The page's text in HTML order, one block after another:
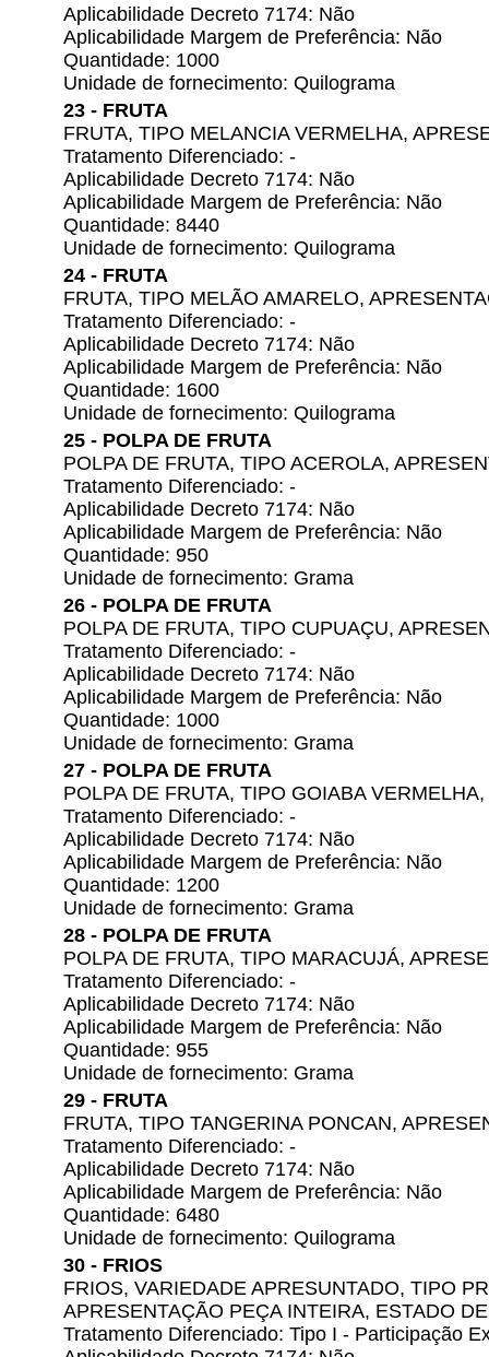
Aplicabilidade Decreto 7174: Não
Aplicabilidade Margem de Preferência: Não
Quantidade: 1000
Unidade de fornecimento: Quilograma
23 - FRUTA
FRUTA, TIPO MELANCIA VERMELHA,
Tratamento Diferenciado: -
Aplicabilidade Decreto 7174: Não
Aplicabilidade Margem de Preferência: Não
Quantidade: 8440
Unidade de fornecimento: Quilograma
24 - FRUTA
FRUTA, TIPO MELÃO AMARELO,
Tratamento Diferenciado: -
Aplicabilidade Decreto 7174: Não
Aplicabilidade Margem de Preferência: Não
Quantidade: 1600
Unidade de fornecimento: Quilograma
25 - POLPA DE FRUTA
POLPA DE FRUTA, TIPO ACEROLA,
Tratamento Diferenciado: -
Aplicabilidade Decreto 7174: Não
Aplicabilidade Margem de Preferência: Não
Quantidade: 950
Unidade de fornecimento: Grama
26 - POLPA DE FRUTA
POLPA DE FRUTA, TIPO CUPUAÇU,
Tratamento Diferenciado: -
Aplicabilidade Decreto 7174: Não
Aplicabilidade Margem de Preferência: Não
Quantidade: 1000
Unidade de fornecimento: Grama
27 - POLPA DE FRUTA
POLPA DE FRUTA, TIPO GOIABA
Tratamento Diferenciado: -
Aplicabilidade Decreto 7174: Não
Aplicabilidade Margem de Preferência: Não
Quantidade: 1200
Unidade de fornecimento: Grama
28 - POLPA DE FRUTA
POLPA DE FRUTA, TIPO MARACUJÁ,
Tratamento Diferenciado: -
Aplicabilidade Decreto 7174: Não
Aplicabilidade Margem de Preferência: Não
Quantidade: 955
Unidade de fornecimento: Grama
29 - FRUTA
FRUTA, TIPO TANGERINA PONCAN,
Tratamento Diferenciado: -
Aplicabilidade Decreto 7174: Não
Aplicabilidade Margem de Preferência: Não
Quantidade: 6480
Unidade de fornecimento: Quilograma
30 - FRIOS
FRIOS, VARIEDADE APRESUNTADO, TIPO
APRESENTAÇÃO PEÇA INTEIRA, ESTADO
Tratamento Diferenciado: Tipo I - Participação